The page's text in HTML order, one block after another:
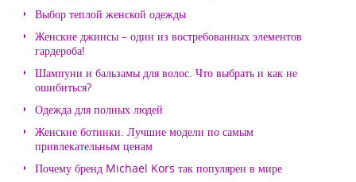
Выбор теплой женской одежды
Женские джинсы – один из востребованных элементов
гардероба!
Шампуни и бальзамы для волос. Что выбрать и как не
ошибиться?
Одежда для полных людей
Женские ботинки. Лучшие модели по самым
привлекательным ценам
Почему бренд Michael Kors так популярен в мире